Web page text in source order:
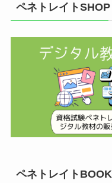
ペネトレイトSHOP
ペネトレイトBOOK